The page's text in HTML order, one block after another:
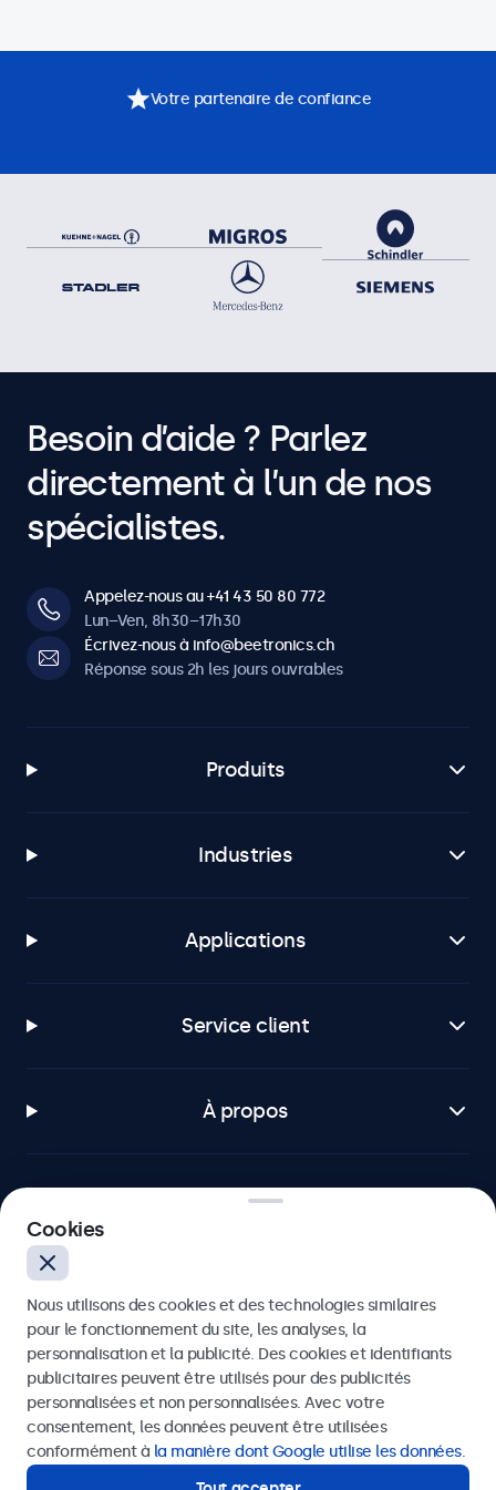
Votre partenaire de confiance
Besoin d’aide ? Parlez
directement à l’un de nos
spécialistes.
Appelez-nous au +41 43 50 80 772
Lun–Ven, 8h30–17h30
Écrivez-nous à info@beetronics.ch
Réponse sous 2h les jours ouvrables
Produits
Industries
Applications
Service client
À propos
Badenerstrasse 549, 8048 Zürich, Suisse
4.8/5 noté par 5000+ entreprises
Français
Cookies
Nous utilisons des cookies et des technologies similaires
pour le fonctionnement du site, les analyses, la
personnalisation et la publicité. Des cookies et identifiants
publicitaires peuvent être utilisés pour des publicités
personnalisées et non personnalisées. Avec votre
consentement, les données peuvent être utilisées
conformément à la manière dont Google utilise les données.